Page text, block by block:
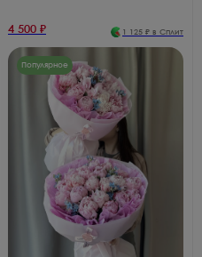
4 500 ₽ 1 125 ₽ в Сплит
Популярное